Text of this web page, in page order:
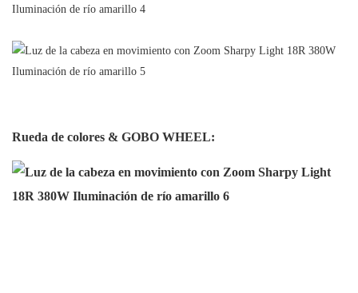
Rueda de colores & GOBO WHEEL: